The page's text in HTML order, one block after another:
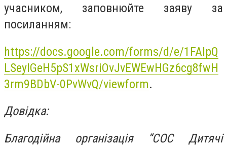
учасником, заповнюйте заяву за
посиланням:
https://docs.google.com/forms/d/e/1FAIpQ
LSeyIGeH5pS1xWsriOvJvEWEwHGz6cg8fwH
3rm9BDbV-0PvWvQ/viewform.
Довідка:
Благодійна організація “СОС Дитячі